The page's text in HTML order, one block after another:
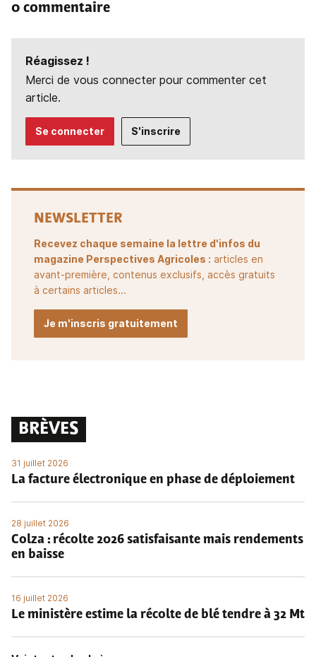
0 commentaire
Réagissez !
Merci de vous connecter pour commenter cet
article.
Se connecter S'inscrire
NEWSLETTER
Recevez chaque semaine la lettre d'infos du
magazine Perspectives Agricoles : articles en
avant-première, contenus exclusifs, accès gratuits
à certains articles...
Je m'inscris gratuitement
BRÈVES
31 juillet 2026
La facture électronique en phase de déploiement
28 juillet 2026
Colza : récolte 2026 satisfaisante mais rendements
en baisse
16 juillet 2026
Le ministère estime la récolte de blé tendre à 32 Mt